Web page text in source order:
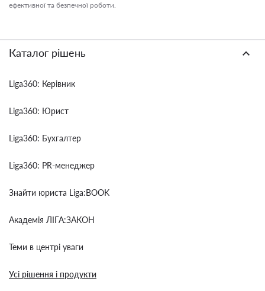
ефективної та безпечної роботи.
Каталог рішень
Liga360: Керівник
Liga360: Юрист
Liga360: Бухгалтер
Liga360: PR-менеджер
Знайти юриста Liga:BOOK
Академія ЛІГА:ЗАКОН
Теми в центрі уваги
Усі рішення і продукти